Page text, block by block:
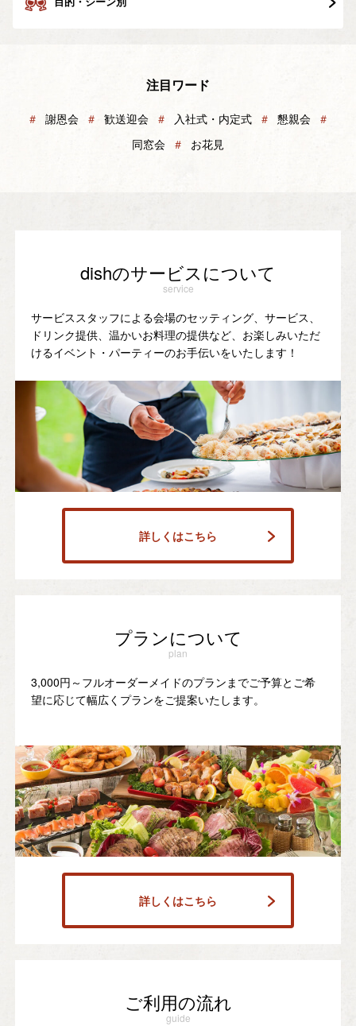
注目ワード
＃ 謝恩会 ＃ 歓送迎会 ＃ 入社式・内定式 ＃ 懇親会 ＃
同窓会 ＃ お花見
dishのサービスについて
service
サービススタッフによる会場のセッティング、サービス、
ドリンク提供、温かいお料理の提供など、お楽しみいただ
けるイベント・パーティーのお手伝いをいたします！
詳しくはこちら
プランについて
plan
3,000円～フルオーダーメイドのプランまでご予算とご希
望に応じて幅広くプランをご提案いたします。
詳しくはこちら
ご利用の流れ
guide